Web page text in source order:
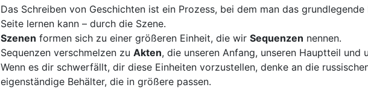
Das Schreiben von Geschichten ist ein Prozess, bei dem man das
Seite lernen kann – durch die Szene.
Szenen formen sich zu einer größeren Einheit, die wir Sequenzen nennen.
Sequenzen verschmelzen zu Akten, die unseren Anfang, unseren Hauptteil und
Wenn es dir schwerfällt, dir diese Einheiten vorzustellen, denke an die
eigenständige Behälter, die in größere passen.